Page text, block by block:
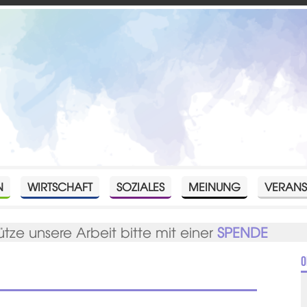
WIRTSCHAFT SOZIALES MEINUNG
unsere Arbeit bitte mit einerSPENDE